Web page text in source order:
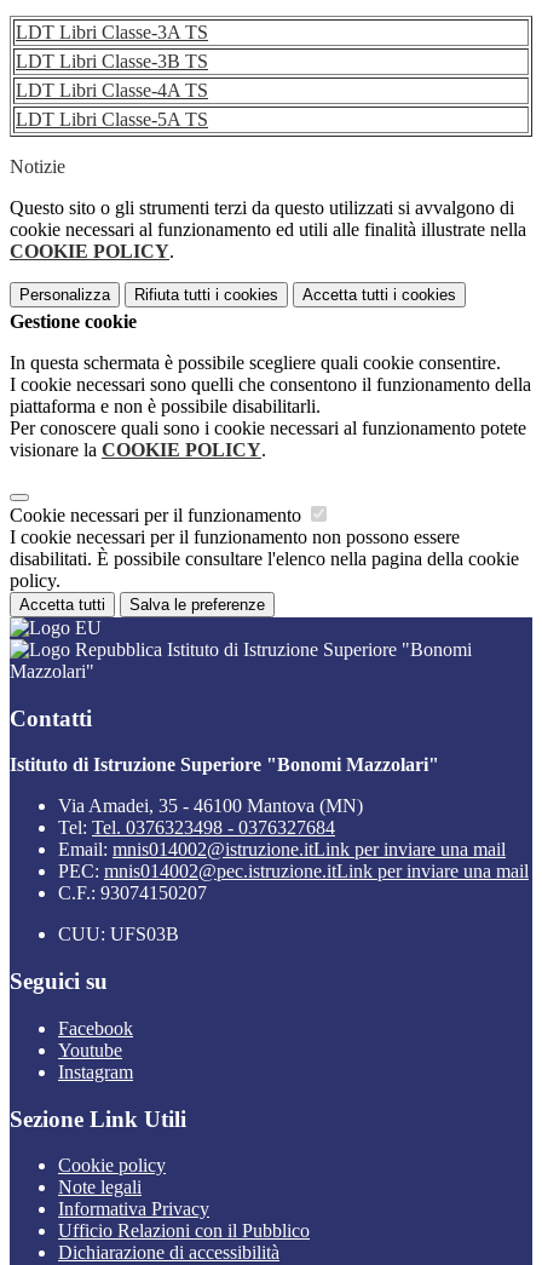
LDT Libri Classe-3A TS
LDT Libri Classe-3B TS
LDT Libri Classe-4A TS
LDT Libri Classe-5A TS
Notizie
Questo sito o gli strumenti terzi da questo utilizzati si avvalgono di
cookie necessari al funzionamento ed utili alle finalità illustrate nella
COOKIE POLICY.
Personalizza Rifiuta tutti i cookies Accetta tutti i cookies
Gestione cookie
In questa schermata è possibile scegliere quali cookie consentire.
I cookie necessari sono quelli che consentono il funzionamento della
piattaforma e non è possibile disabilitarli.
Per conoscere quali sono i cookie necessari al funzionamento potete
visionare la COOKIE POLICY.
Cookie necessari per il funzionamento
I cookie necessari per il funzionamento non possono essere
disabilitati. È possibile consultare l'elenco nella pagina della cookie
policy.
Accetta tutti Salva le preferenze
Istituto di Istruzione Superiore "Bonomi
Mazzolari"
Contatti
Istituto di Istruzione Superiore "Bonomi Mazzolari"
Via Amadei, 35 - 46100 Mantova (MN)
Tel: Tel. 0376323498 - 0376327684
Email: mnis014002@istruzione.itLink per inviare una mail
PEC: mnis014002@pec.istruzione.itLink per inviare una mail
C.F.: 93074150207
CUU: UFS03B
Seguici su
Facebook
Youtube
Instagram
Sezione Link Utili
Cookie policy
Note legali
Informativa Privacy
Ufficio Relazioni con il Pubblico
Dichiarazione di accessibilità